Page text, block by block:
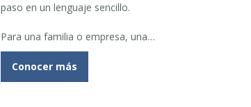
paso en un lenguaje sencillo.
Para una familia o empresa, una…
Conocer más